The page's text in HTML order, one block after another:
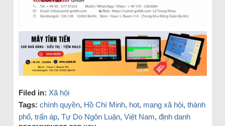
Filed in: Xã hội
Tags: chính quyền, Hồ Chí Minh, hot, mạng xã hội, thành
phố, trấn áp, Tự Do Ngôn Luận, Việt Nam, định danh